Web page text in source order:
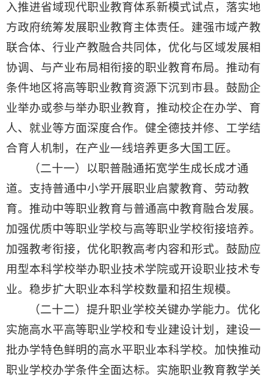
入推进省域现代职业教育体系新模式试点，落实地
方政府统筹发展职业教育主体责任。建强市域产教
联合体、行业产教融合共同体，优化与区域发展相
协调、与产业布局相衔接的职业教育布局。推动有
条件地区将高等职业教育资源下沉到市县。鼓励企
业举办或参与举办职业教育，推动校企在办学、育
人、就业等方面深度合作。健全德技并修、工学结
合育人机制，在产业一线培养更多大国工匠。
（二十一）以职普融通拓宽学生成长成才通
道。支持普通中小学开展职业启蒙教育、劳动教
育。推动中等职业教育与普通高中教育融合发展。
加强优质中等职业学校与高等职业学校衔接培养。
加强教考衔接，优化职教高考内容和形式。鼓励应
用型本科学校举办职业技术学院或开设职业技术专
业。稳步扩大职业本科学校数量和招生规模。
（二十二）提升职业学校关键办学能力。优化
实施高水平高等职业学校和专业建设计划，建设一
批办学特色鲜明的高水平职业本科学校。加快推动
职业学校办学条件全面达标。实施职业教育教学关